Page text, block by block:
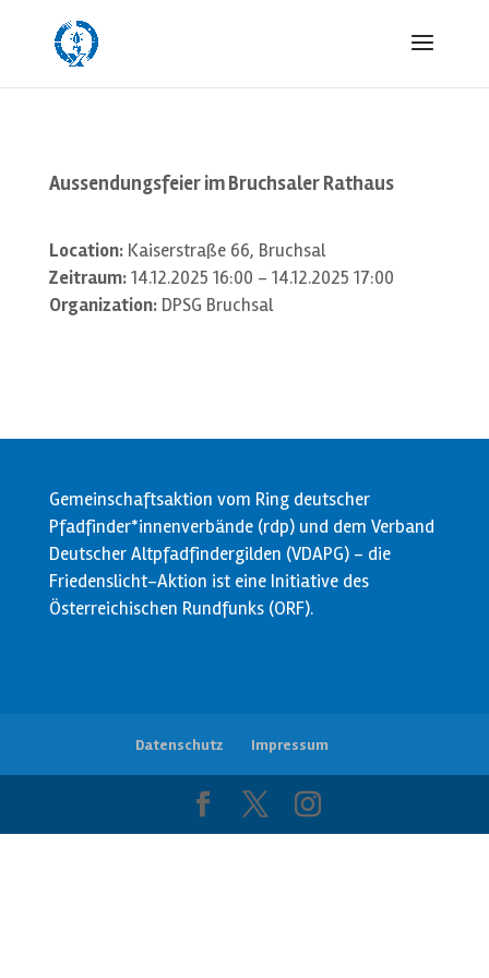
Aussendungsfeier im Bruchsaler Rathaus
Location:Kaiserstraße 66, Bruchsal
Zeitraum:14.12.2025 16:00 - 14.12.2025 17:00
Organization:DPSG Bruchsal
Gemeinschaftsaktion vom Ring deutscher
Pfadfinder*innenverbände (rdp) und dem Verband
Deutscher Altpfadfindergilden (VDAPG) - die
Friedenslicht-Aktion ist eine Initiative des
Österreichischen Rundfunks (ORF).
Datenschutz Impressum